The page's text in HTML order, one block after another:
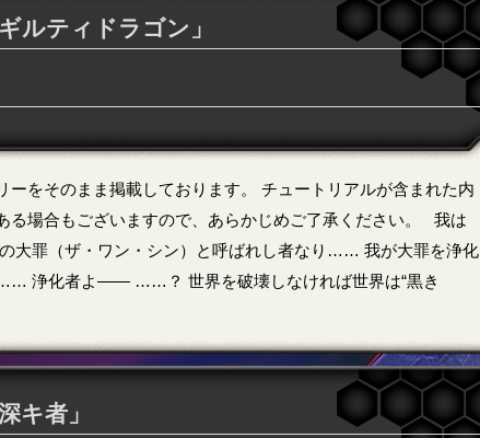
ルティドラゴン」
ーをそのまま掲載しております。 チュートリアルが含まれた内
る場合もございますので、あらかじめご了承ください。 我は
大罪（ザ・ワン・シン）と呼ばれし者なり…… 我が大罪を浄化
…… 浄化者よ―― ……？ 世界を破壊しなければ世界は“黒き
キ者」